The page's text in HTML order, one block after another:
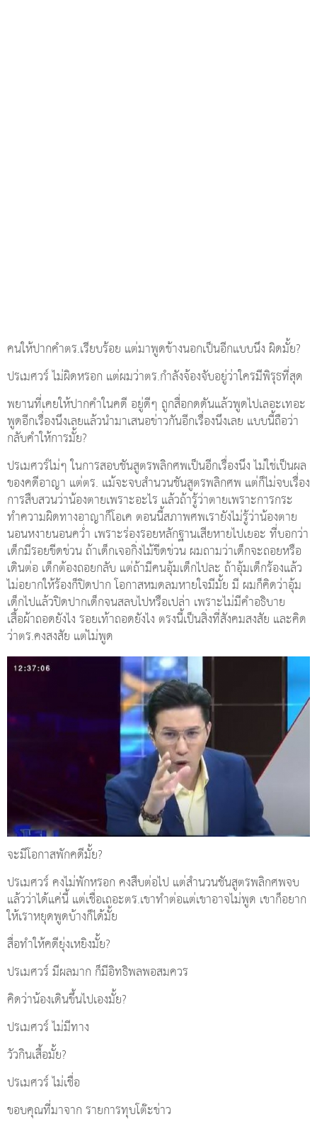
คนให้ปากคำตร.เรียบร้อย แต่มาพูดข้างนอกเป็นอีกแบบนึง ผิดมั้ย?
ปรเมศวร์ ไม่ผิดหรอก แต่ผมว่าตร.กำลังจ้องจับอยู่ว่าใครมีพิรุธที่สุด
พยานที่เคยให้ปากคำในคดี อยู่ดีๆ ถูกสื่อกดดันแล้วพูดไปเลอะเทอะ
พูดอีกเรื่องนึงเลยแล้วนำมาเสนอข่าวกันอีกเรื่องนึงเลย แบบนี้ถือว่า
กลับคำให้การมั้ย?
ปรเมศวร์ไม่ๆ ในการสอบชันสูตรพลิกศพเป็นอีกเรื่องนึง ไม่ใช่เป็นผล
ของคดีอาญา แต่ตร. แม้จะจบสำนวนชันสูตรพลิกศพ แต่ก็ไม่จบเรื่อง
การสืบสวนว่าน้องตายเพราะอะไร แล้วถ้ารู้ว่าตายเพราะการกระ
ทำความผิดทางอาญาก็โอเค ตอนนี้สภาพศพเรายังไม่รู้ว่าน้องตาย
นอนหงายนอนคว่ำ เพราะร่องรอยหลักฐานเสียหายไปเยอะ ที่บอกว่า
เด็กมีรอยขีดข่วน ถ้าเด็กเจอกิ่งไม้ขีดข่วน ผมถามว่าเด็กจะถอยหรือ
เดินต่อ เด็กต้องถอยกลับ แต่ถ้ามีคนอุ้มเด็กไปละ ถ้าอุ้มเด็กร้องแล้ว
ไม่อยากให้ร้องก็ปิดปาก โอกาสหมดลมหายใจมีมั้ย มี ผมก็คิดว่าอุ้ม
เด็กไปแล้วปิดปากเด็กจนสลบไปหรือเปล่า เพราะไม่มีคำอธิบาย
เสื้อผ้าถอดยังไง รอยเท้าถอดยังไง ตรงนี้เป็นสิ่งที่สังคมสงสัย และคิด
ว่าตร.คงสงสัย แต่ไม่พูด
จะมีโอกาสพักคดีมั้ย?
ปรเมศวร์ คงไม่พักหรอก คงสืบต่อไป แต่สำนวนชันสูตรพลิกศพจบ
แล้วว่าได้แค่นี้ แต่เชื่อเถอะตร.เขาทำต่อแต่เขาอาจไม่พูด เขาก็อยาก
ให้เราหยุดพูดบ้างก็ได้มั้ย
สื่อทำให้คดียุ่งเหยิงมั้ย?
ปรเมศวร์ มีผลมาก ก็มีอิทธิพลพอสมควร
คิดว่าน้องเดินขึ้นไปเองมั้ย?
ปรเมศวร์ ไม่มีทาง
วัวกินเสื้อมั้ย?
ปรเมศวร์ ไม่เชื่อ
ขอบคุณที่มาจาก รายการทุบโต๊ะข่าว